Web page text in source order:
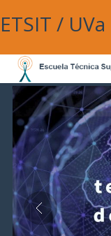
ETSIT / UVa